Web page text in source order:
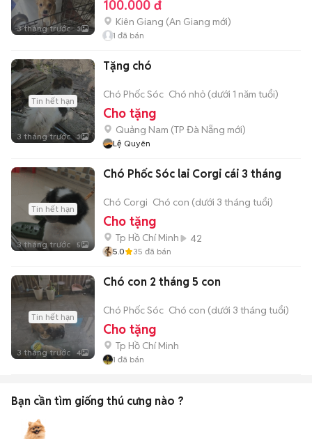
3 tháng trước 3
100.000 đ
Kiên Giang (An Giang mới)
1 đã bán
Tin hết hạn
3 tháng trước 3
Tặng chó
Chó Phốc Sóc Chó nhỏ (dưới 1 năm tuổi)
Cho tặng
Quảng Nam (TP Đà Nẵng mới)
Lệ Quyên
Tin hết hạn
3 tháng trước 5
Chó Phốc Sóc lai Corgi cái 3 tháng
Chó Corgi Chó con (dưới 3 tháng tuổi)
Cho tặng
Tp Hồ Chí Minh 42
5.0 35 đã bán
Tin hết hạn
3 tháng trước 4
Chó con 2 tháng 5 con
Chó Phốc Sóc Chó con (dưới 3 tháng tuổi)
Cho tặng
Tp Hồ Chí Minh
1 đã bán
Bạn cần tìm giống thú cưng nào ?